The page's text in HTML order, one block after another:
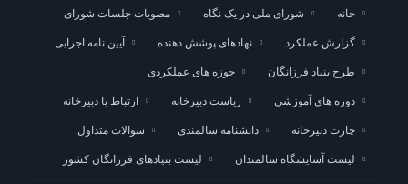
خانه شورای ملی در یک نگاه مصوبات جلسات شورای
گزارش عملکرد نهادهای پوشش دهنده آیین نامه اجرایی
طرح بنیاد فرزانگان حوزه های عملکردی
دوره های آموزشی ریاست دبیرخانه ارتباط با دبیرخانه
چارت دبیرخانه دانشنامه سالمندی سوالات متداول
لیست آسایشگاه سالمندان لیست بنیادهای فرزانگان کشور